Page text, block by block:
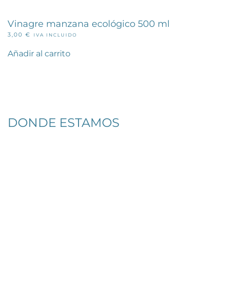
Vinagre manzana ecológico 500 ml
3,00 € IVA INCLUIDO
Añadir al carrito
DONDE ESTAMOS